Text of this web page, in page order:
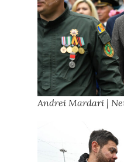
Andrei Mardari |